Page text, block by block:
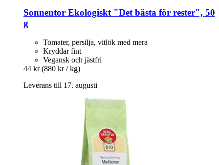
Sonnentor Ekologiskt "Det bästa för rester", 50
g
Tomater, persilja, vitlök med mera
Kryddar fint
Vegansk och jästfri
44 kr (880 kr / kg)
Leverans till 17. augusti